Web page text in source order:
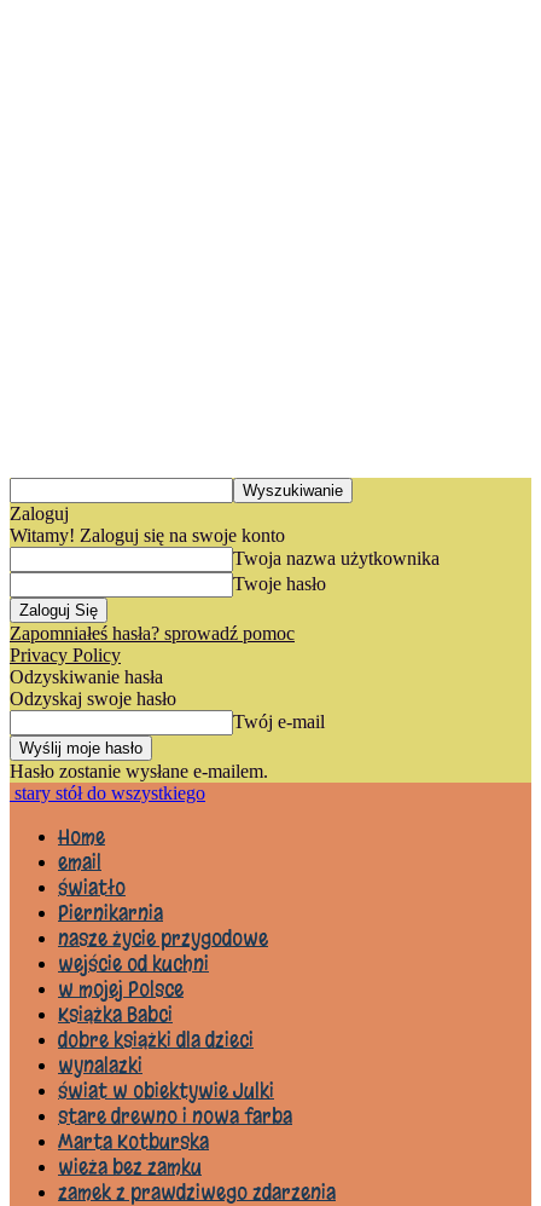
Zaloguj
Witamy! Zaloguj się na swoje konto
Twoja nazwa użytkownika
Twoje hasło
Zapomniałeś hasła? sprowadź pomoc
Privacy Policy
Odzyskiwanie hasła
Odzyskaj swoje hasło
Twój e-mail
Hasło zostanie wysłane e-mailem.
stary stół do wszystkiego
Home
email
światło
Piernikarnia
nasze życie przygodowe
wejście od kuchni
w mojej Polsce
Książka Babci
dobre książki dla dzieci
wynalazki
świat w obiektywie Julki
stare drewno i nowa farba
Marta Kotburska
wieża bez zamku
zamek z prawdziwego zdarzenia